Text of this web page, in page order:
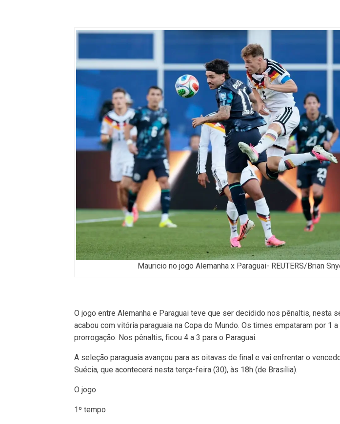
Mauricio no jogo Alemanha x Paraguai- REUTERS/Brian
O jogo entre Alemanha e Paraguai teve que ser decidido nos pênaltis, nesta
acabou com vitória paraguaia na Copa do Mundo. Os times empataram por 1
prorrogação. Nos pênaltis, ficou 4 a 3 para o Paraguai.
A seleção paraguaia avançou para as oitavas de final e vai enfrentar o
Suécia, que acontecerá nesta terça-feira (30), às 18h (de Brasília).
O jogo
1º tempo